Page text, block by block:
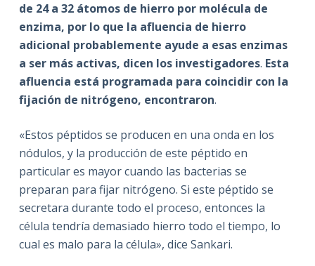
de 24 a 32 átomos de hierro por molécula de
enzima, por lo que la afluencia de hierro
adicional probablemente ayude a esas enzimas
a ser más activas, dicen los investigadores. Esta
afluencia está programada para coincidir con la
fijación de nitrógeno, encontraron.
«Estos péptidos se producen en una onda en los
nódulos, y la producción de este péptido en
particular es mayor cuando las bacterias se
preparan para fijar nitrógeno. Si este péptido se
secretara durante todo el proceso, entonces la
célula tendría demasiado hierro todo el tiempo, lo
cual es malo para la célula», dice Sankari.